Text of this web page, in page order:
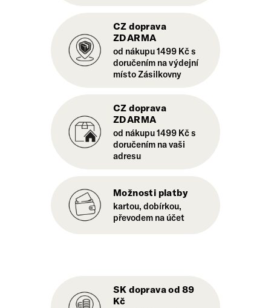
CZ doprava
ZDARMA
od nákupu 1499 Kč s
doručením na výdejní
místo Zásilkovny
CZ doprava
ZDARMA
od nákupu 1499 Kč s
doručením na vaši
adresu
Možnosti platby
kartou, dobírkou,
převodem na účet
SK doprava od 89
Kč